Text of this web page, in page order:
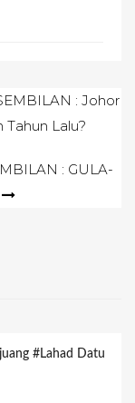
: Johor
Lalu?
: GULA-
#Lahad Datu